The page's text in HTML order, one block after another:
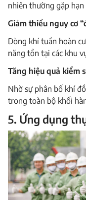
nhiên thường gặp hạn
Giảm thiểu nguy cơ
Dòng khí tuần hoàn
năng tồn tại các khu
Tăng hiệu quả kiểm
Nhờ sự phân bố khí
trong toàn bộ khối
5. Ứng dụng